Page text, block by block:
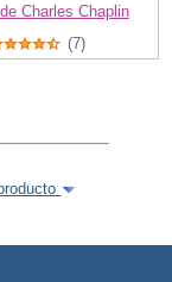
Charles Chaplin
(7)